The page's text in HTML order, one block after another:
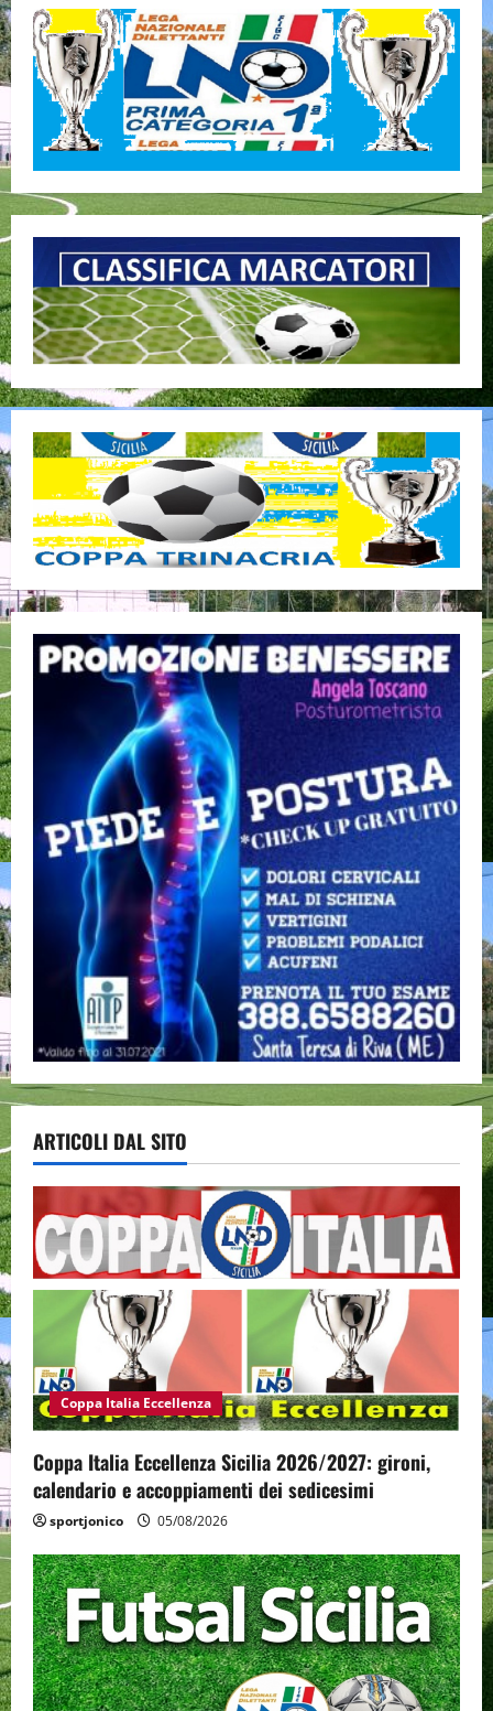
ARTICOLI DAL SITO
Coppa Italia Eccellenza
Coppa Italia Eccellenza Sicilia 2026/2027: gironi,
calendario e accoppiamenti dei sedicesimi
sportjonico 05/08/2026